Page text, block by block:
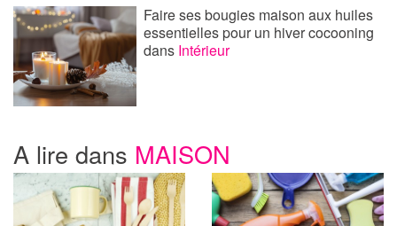
Faire ses bougies maison aux huiles
essentielles pour un hiver cocooning
dans Intérieur
A lire dans MAISON